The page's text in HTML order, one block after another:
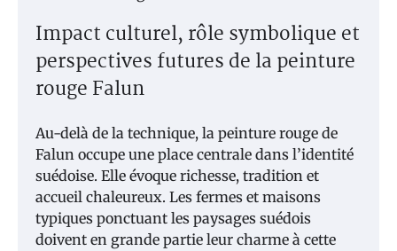
Impact culturel, rôle symbolique et
perspectives futures de la peinture
rouge Falun
Au-delà de la technique, la peinture rouge de
Falun occupe une place centrale dans l’identité
suédoise. Elle évoque richesse, tradition et
accueil chaleureux. Les fermes et maisons
typiques ponctuant les paysages suédois
doivent en grande partie leur charme à cette